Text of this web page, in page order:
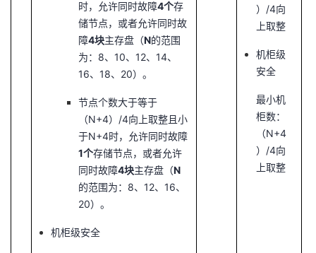
时，允许同时故障4个存
储节点，或者允许同时故
障4块主存盘（N的范围
为：8、10、12、14、
16、18、20）。
节点个数大于等于
（N+4）/4向上取整且小
于N+4时，允许同时故障
1个存储节点，或者允许
同时故障4块主存盘（N
的范围为：8、12、16、
20）。
机柜级安全
）/4向
上取整
机柜级
安全
最小机
柜数：
（N+4
）/4向
上取整